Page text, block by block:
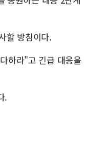
할 방침이다.
하라"고 긴급 대응을
.